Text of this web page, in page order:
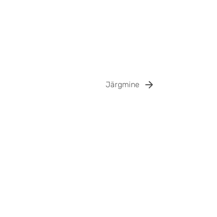
Järgmine